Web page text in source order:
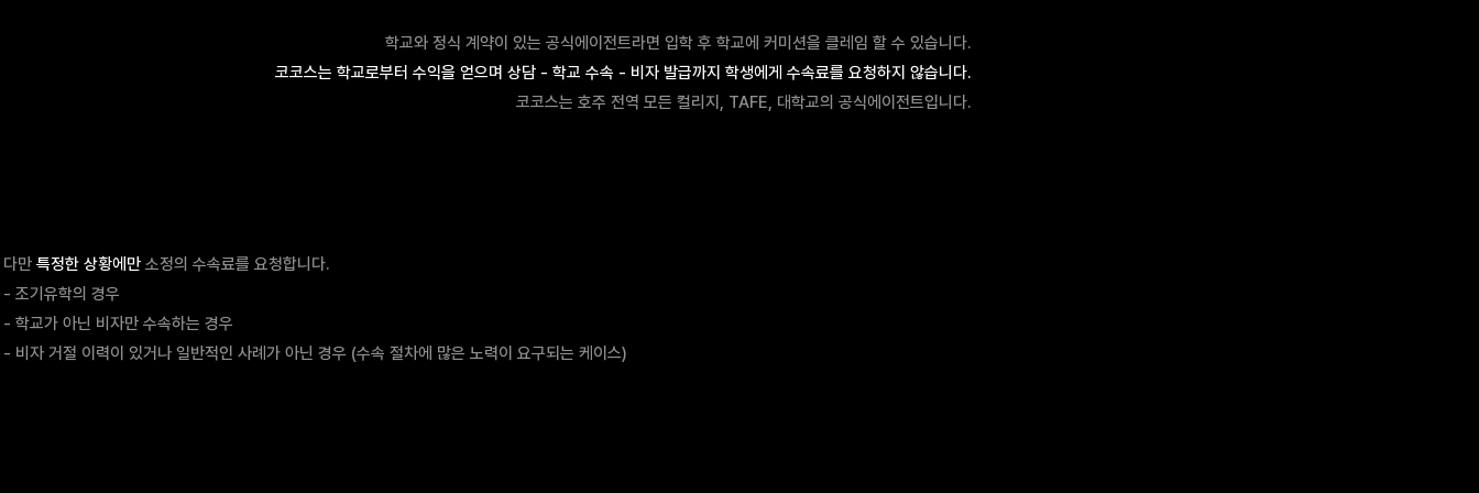
학교와 정식 계약이 있는 공식에이전트라면 입학 후 학교에 커미션을 클레임 할 수 있습니다.
코코스는 학교로부터 수익을 얻으며 상담 - 학교 수속 - 비자 발급까지 학생에게 수속료를 요청하지 않습니다.
코코스는 호주 전역 모든 컬리지, TAFE, 대학교의 공식에이전트입니다.
다만 특정한 상황에만 소정의 수속료를 요청합니다.
- 조기유학의 경우
- 학교가 아닌 비자만 수속하는 경우
- 비자 거절 이력이 있거나 일반적인 사례가 아닌 경우 (수속 절차에 많은 노력이 요구되는 케이스)